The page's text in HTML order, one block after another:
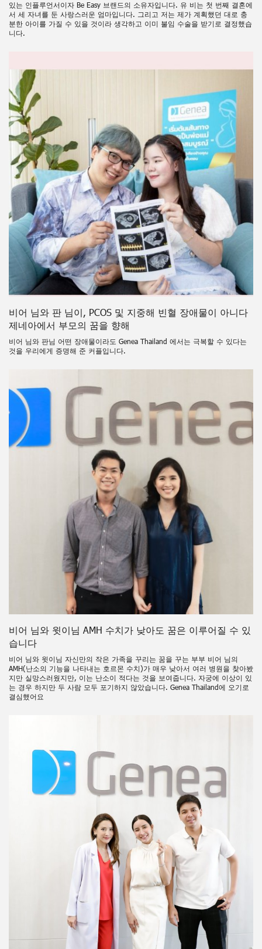
있는 인플루언서이자 Be Easy 브랜드의 소유자입니다. 유 비는 첫 번째 결혼에
서 세 자녀를 둔 사랑스러운 엄마입니다. 그리고 저는 제가 계획했던 대로 충
분한 아이를 가질 수 있을 것이라 생각하고 이미 불임 수술을 받기로 결정했습
니다.
비어 님와 판 님이, PCOS 및 지중해 빈혈 장애물이 아니다
제네아에서 부모의 꿈을 향해
비어 님와 판님 어떤 장애물이라도 Genea Thailand 에서는 극복할 수 있다는
것을 우리에게 증명해 준 커플입니다.
비어 님와 윗이님 AMH 수치가 낮아도 꿈은 이루어질 수 있
습니다
비어 님와 윗이님 자신만의 작은 가족을 꾸리는 꿈을 꾸는 부부 비어 님의
AMH(난소의 기능을 나타내는 호르몬 수치)가 매우 낮아서 여러 병원을 찾아봤
지만 실망스러웠지만, 이는 난소이 적다는 것을 보여줍니다. 자궁에 이상이 있
는 경우 하지만 두 사람 모두 포기하지 않았습니다. Genea Thailand에 오기로
결심했어요